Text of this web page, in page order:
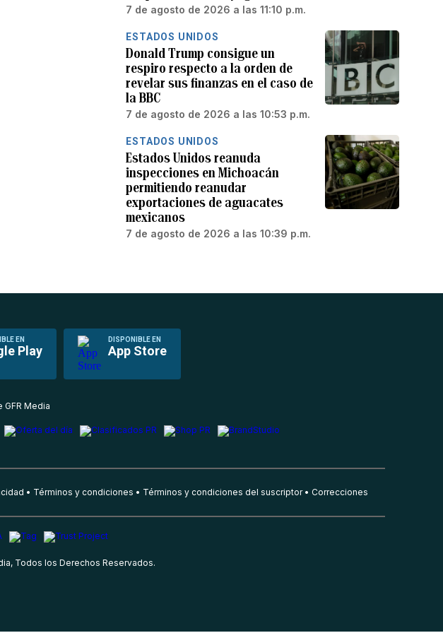
7 de agosto de 2026 a las 11:10 p.m.
ESTADOS UNIDOS
Donald Trump consigue un
respiro respecto a la orden de
revelar sus finanzas en el caso de
la BBC
7 de agosto de 2026 a las 10:53 p.m.
ESTADOS UNIDOS
Estados Unidos reanuda
inspecciones en Michoacán
permitiendo reanudar
exportaciones de aguacates
mexicanos
7 de agosto de 2026 a las 10:39 p.m.
EN
Play
DISPONIBLE EN
App Store
GFR Media
Términos y condiciones Términos y condiciones del suscriptor Correcciones
Todos los Derechos Reservados.